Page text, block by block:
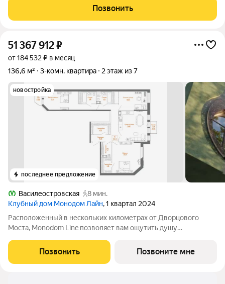
пешком. Квартира с удобной планировкой и имеет отличные
параметры: -Общая площадь
Позвонить
51 367 912₽
от 184 532 ₽ в месяц
136,6 м²
3-комн. квартира 2 этаж из 7
новостройка
последнее предложение
Василеостровская
8 мин.
Клубный дом Монодом Лайн, 1 квартал 2024
Расположенный в нескольких километрах от Дворцового
Моста, Monodom Line позволяет вам ощутить душу
пешком до метро "Василеостровская", и вы свободно
перемещаетесь по городу. Инфраструктура Monodom
Позвонить Позвоните мне